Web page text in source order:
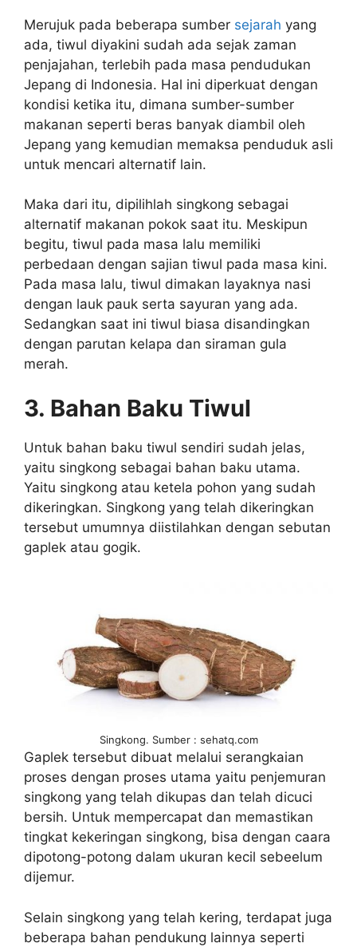
Merujuk pada beberapa sumber sejarah yang
ada, tiwul diyakini sudah ada sejak zaman
penjajahan, terlebih pada masa pendudukan
Jepang di Indonesia. Hal ini diperkuat dengan
kondisi ketika itu, dimana sumber-sumber
makanan seperti beras banyak diambil oleh
Jepang yang kemudian memaksa penduduk asli
untuk mencari alternatif lain.
Maka dari itu, dipilihlah singkong sebagai
alternatif makanan pokok saat itu. Meskipun
begitu, tiwul pada masa lalu memiliki
perbedaan dengan sajian tiwul pada masa kini.
Pada masa lalu, tiwul dimakan layaknya nasi
dengan lauk pauk serta sayuran yang ada.
Sedangkan saat ini tiwul biasa disandingkan
dengan parutan kelapa dan siraman gula
merah.
3. Bahan Baku Tiwul
Untuk bahan baku tiwul sendiri sudah jelas,
yaitu singkong sebagai bahan baku utama.
Yaitu singkong atau ketela pohon yang sudah
dikeringkan. Singkong yang telah dikeringkan
tersebut umumnya diistilahkan dengan sebutan
gaplek atau gogik.
Singkong. Sumber : sehatq.com
Gaplek tersebut dibuat melalui serangkaian
proses dengan proses utama yaitu penjemuran
singkong yang telah dikupas dan telah dicuci
bersih. Untuk mempercapat dan memastikan
tingkat kekeringan singkong, bisa dengan caara
dipotong-potong dalam ukuran kecil sebeelum
dijemur.
Selain singkong yang telah kering, terdapat juga
beberapa bahan pendukung lainnya seperti